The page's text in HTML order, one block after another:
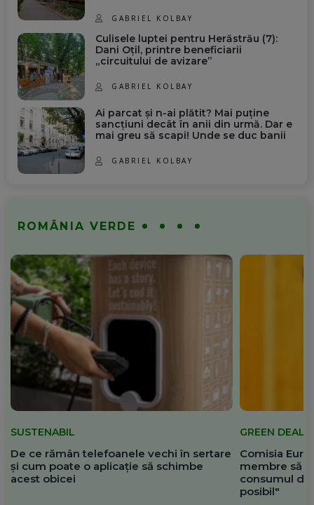
GABRIEL KOLBAY
Culisele luptei pentru Herăstrău (7):
Dani Oțil, printre beneficiarii
„circuitului de avizare”
GABRIEL KOLBAY
Ai parcat și n-ai plătit? Mai puține
sancțiuni decât în anii din urmă. Dar e
mai greu să scapi! Unde se duc banii
GABRIEL KOLBAY
ROMÂNIA VERDE
SUSTENABIL
De ce rămân telefoanele vechi în sertare
și cum poate o aplicație să schimbe
acest obicei
GREEN DEAL
Comisia
membre să
consumul de
posibil"